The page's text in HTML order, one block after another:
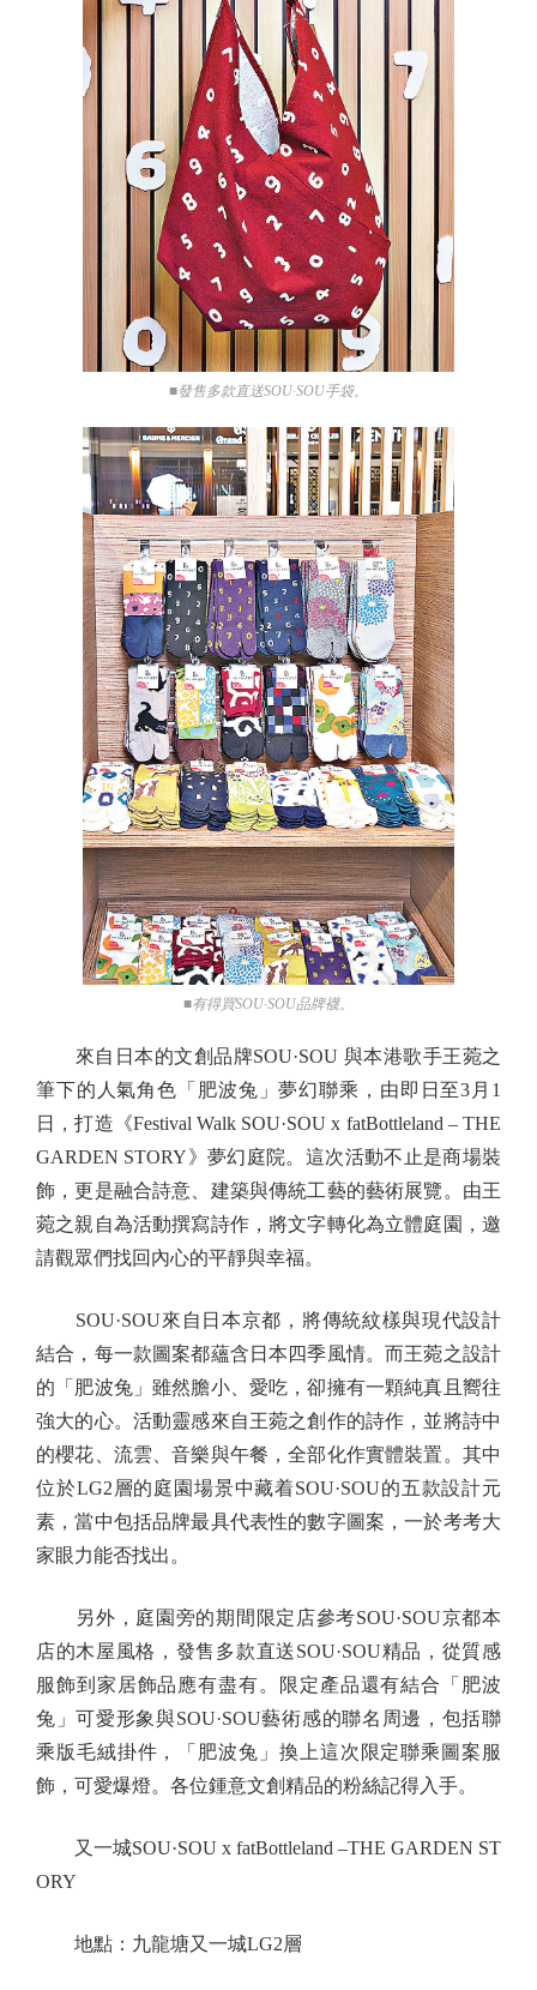
■發售多款直送SOU·SOU手袋。
■有得買SOU·SOU品牌襪。
來自日本的文創品牌SOU·SOU 與本港歌手王菀之
筆下的人氣角色「肥波兔」夢幻聯乘，由即日至3月1
日，打造《Festival Walk SOU·SOU x fatBottleland – THE
GARDEN STORY》夢幻庭院。這次活動不止是商場裝
飾，更是融合詩意、建築與傳統工藝的藝術展覽。由王
菀之親自為活動撰寫詩作，將文字轉化為立體庭園，邀
請觀眾們找回內心的平靜與幸福。
SOU·SOU來自日本京都，將傳統紋樣與現代設計
結合，每一款圖案都蘊含日本四季風情。而王菀之設計
的「肥波兔」雖然膽小、愛吃，卻擁有一顆純真且嚮往
強大的心。活動靈感來自王菀之創作的詩作，並將詩中
的櫻花、流雲、音樂與午餐，全部化作實體裝置。其中
位於LG2層的庭園場景中藏着SOU·SOU的五款設計元
素，當中包括品牌最具代表性的數字圖案，一於考考大
家眼力能否找出。
另外，庭園旁的期間限定店參考SOU·SOU京都本
店的木屋風格，發售多款直送SOU·SOU精品，從質感
服飾到家居飾品應有盡有。限定產品還有結合「肥波
兔」可愛形象與SOU·SOU藝術感的聯名周邊，包括聯
乘版毛絨掛件，「肥波兔」換上這次限定聯乘圖案服
飾，可愛爆燈。各位鍾意文創精品的粉絲記得入手。
又一城SOU·SOU x fatBottleland –THE GARDEN ST
ORY
地點：九龍塘又一城LG2層